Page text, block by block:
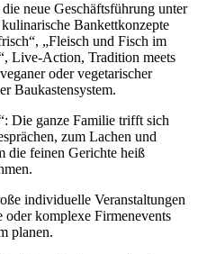
neue Geschäftsführung unter
Bankettkonzepte
„Fleisch und Fisch im
Live-Action, Tradition meets
oder vegetarischer
Baukastensystem.
Die ganze Familie trifft sich
zum Lachen und
die feinen Gerichte heiß
individuelle Veranstaltungen
komplexe Firmenevents
planen.